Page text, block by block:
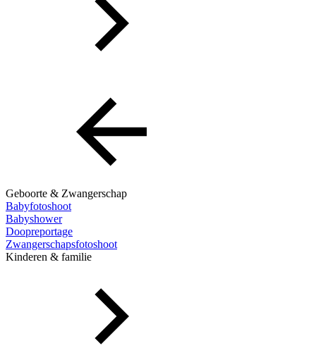
Geboorte & Zwangerschap
Babyfotoshoot
Babyshower
Doopreportage
Zwangerschapsfotoshoot
Kinderen & familie